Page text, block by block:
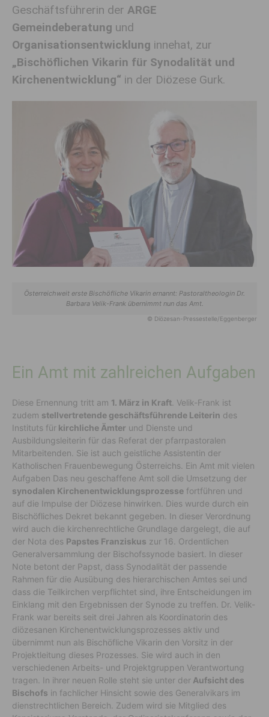
Geschäftsführerin der ARGE
Gemeindeberatung und
Organisationsentwicklung innehat, zur
„Bischöflichen Vikarin für Synodalität und
Kirchenentwicklung“ in der Diözese Gurk.
Österreichweit erste Bischöfliche Vikarin ernannt: Pastoraltheologin Dr.
Barbara Velik-Frank übernimmt nun das Amt.
© Diözesan-Pressestelle/Eggenberger
Ein Amt mit zahlreichen Aufgaben
Diese Ernennung tritt am 1. März in Kraft . Velik-Frank ist
zudem stellvertretende geschäftsführende Leiterin des
Instituts für kirchliche Ämter und Dienste und
Ausbildungsleiterin für das Referat der pfarrpastoralen
Mitarbeitenden. Sie ist auch geistliche Assistentin der
Katholischen Frauenbewegung Österreichs. Ein Amt mit vielen
Aufgaben Das neu geschaffene Amt soll die Umsetzung der
synodalen Kirchenentwicklungsprozesse fortführen und
auf die Impulse der Diözese hinwirken. Dies wurde durch ein
Bischöfliches Dekret bekannt gegeben. In dieser Verordnung
wird auch die kirchenrechtliche Grundlage dargelegt, die auf
der Nota des Papstes Franziskus zur 16. Ordentlichen
Generalversammlung der Bischofssynode basiert. In dieser
Note betont der Papst, dass Synodalität der passende
Rahmen für die Ausübung des hierarchischen Amtes sei und
dass die Teilkirchen verpflichtet sind, ihre Entscheidungen im
Einklang mit den Ergebnissen der Synode zu treffen. Dr. Velik-
Frank war bereits seit drei Jahren als Koordinatorin des
diözesanen Kirchenentwicklungsprozesses aktiv und
übernimmt nun als Bischöfliche Vikarin den Vorsitz in der
Projektleitung dieses Prozesses. Sie wird auch in den
verschiedenen Arbeits- und Projektgruppen Verantwortung
tragen. In ihrer neuen Rolle steht sie unter der Aufsicht des
Bischofs in fachlicher Hinsicht sowie des Generalvikars im
dienstrechtlichen Bereich. Zudem wird sie Mitglied des